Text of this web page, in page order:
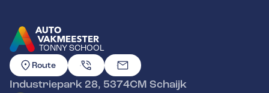
TONNY SCHOOL
GA NAAR DE HOMEPAGINA
Route
Industriepark 28, 5374CM Schaijk